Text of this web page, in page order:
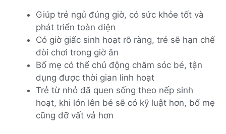
Giúp trẻ ngủ đúng giờ, có sức khỏe tốt và
phát triển toàn diện
Có giờ giấc sinh hoạt rõ ràng, trẻ sẽ hạn chế
đòi chơi trong giờ ăn
Bố mẹ có thể chủ động chăm sóc bé, tận
dụng được thời gian linh hoạt
Trẻ từ nhỏ đã quen sống theo nếp sinh
hoạt, khi lớn lên bé sẽ có kỹ luật hơn, bố mẹ
cũng đỡ vất vả hơn